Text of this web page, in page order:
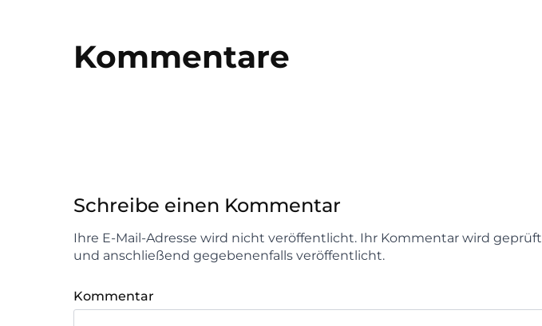
Kommentare
Schreibe einen Kommentar
Ihre E-Mail-Adresse wird nicht veröffentlicht. Ihr Kommentar wird geprüft
und anschließend gegebenenfalls veröffentlicht.
Kommentar